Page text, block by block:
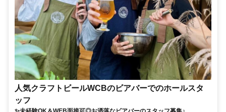
人気クラフトビールWCBのビアバーでのホールスタ
ッフ